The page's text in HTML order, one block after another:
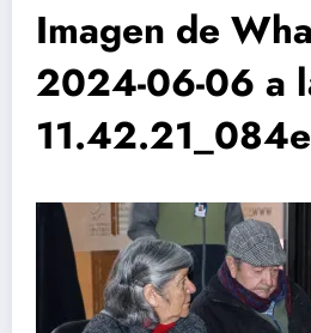
Imagen de
2024-06-06 a